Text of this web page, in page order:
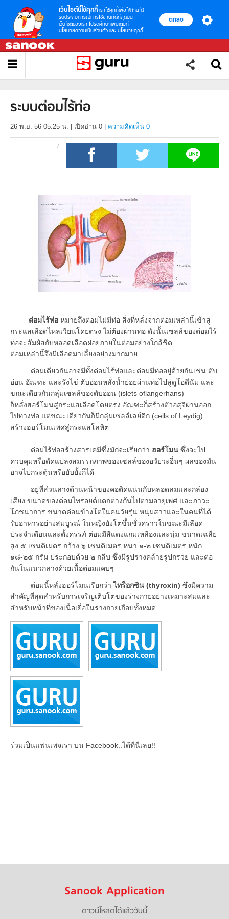
เว็บไซต์นี้ใช้คุกกี้ เราใช้คุกกี้เพื่อให้ท่านได้
รับประสบการณ์การใช้งานที่ดีที่สุดบน
เว็บไซต์ของเรา โปรดศึกษาเพิ่มเติมที่
นโยบายความเป็นส่วนตัว และ นโยบายคุกกี้
ตกลง
ระบบต่อมไร้ท่อ
26 พ.ย. 56 05.25 น. เปิดอ่าน 0 ความคิดเห็น 0
ต่อมไร้ท่อ หมายถึงต่อมไม่มีท่อ สิ่งที่หลั่งจากต่อมเหล่านี้เข้าสู่
กระแสเลือดไหลเวียนโดยตรง ไม่ต้องผ่านท่อ ดังนั้นเซลล์ของต่อมไร้
ท่อจะสัมผัสกับหลอดเลือดฝอยภายในต่อมอย่างใกล้ชิด
ต่อมเหล่านี้จึงมีเลือดมาเลี้ยงอย่างมากมาย
ต่อมเดียวกันอาจมีทั้งต่อมไร้ท่อและต่อมมีท่ออยู่ด้วยกันเช่น ตับ
อ่อน อัณฑะ และรังไข่ ตับอ่อนหลั่งน้ำย่อยผ่านท่อไปสู่ดูโอดีนัม และ
ขณะเดียวกันกลุ่มเซลล์ของตับอ่อน (islets oflangerhans)
ก็หลั่งฮอร์โมนสู่กระแสเลือดโดยตรง อัณฑะก็สร้างตัวอสุจิผ่านออก
ไปทางท่อ แต่ขณะเดียวกันก็มีกลุ่มเซลล์เลย์ดิก (cells of Leydig)
สร้างฮอร์โมนเพศสู่กระแสโลหิต
ต่อมไร้ท่อสร้างสารเคมีซึ่งมักจะเรียกว่า ฮอร์โมน ซึ่งจะไป
ควบคุมหรือดัดแปลงสมรรถภาพของเซลล์ของอวัยวะอื่นๆ ผลของมัน
อาจไปกระตุ้นหรือยับยั้งก็ได้
อยู่ที่ส่วนล่างด้านหน้าของคอติดแน่นกับหลอดลมและกล่อง
เสียง ขนาดของต่อมไทรอยด์แตกต่างกันไปตามอายุเพศ และภาวะ
โภชนาการ ขนาดค่อนข้างโตในคนวัยรุ่น หนุ่มสาวและในคนที่ได้
รับอาหารอย่างสมบูรณ์ ในหญิงยังโตขึ้นชั่วคราวในขณะมีเลือด
ประจำเดือนและตั้งครรภ์ ต่อมมีสีแดงแกมเหลืองและนุ่ม ขนาดเฉลี่ย
สูง ๕ เซนติเมตร กว้าง ๖ เซนติเมตร หนา ๑-๒ เซนติเมตร หนัก
๑๘-๒๕ กรัม ประกอบด้วย ๒ กลีบ ซึ่งมีรูปร่างคล้ายรูปกรวย และต่อ
กันในแนวกลางด้วยเนื้อต่อมแคบๆ
ต่อมนี้หลั่งฮอร์โมนเรียกว่าไทร็อกซิน (thyroxin) ซึ่งมีความ
สำคัญที่สุดสำหรับการเจริญเติบโตของร่างกายอย่างเหมาะสมและ
สำหรับหน้าที่ของเนื้อเยื่อในร่างกายเกือบทั้งหมด
ร่วมเป็นแฟนเพจเรา บน Facebook..ได้ที่นี่เลย!!
Sanook Application
ดาวน์โหลดได้แล้ววันนี้